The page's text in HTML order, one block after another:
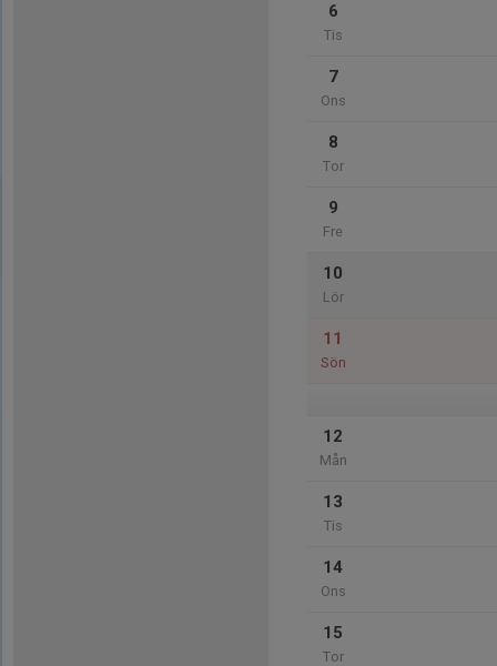
6
Tis
7
Ons
8
Tor
9
Fre
10
Lör
11
Sön
12
Mån
13
Tis
14
Ons
15
Tor